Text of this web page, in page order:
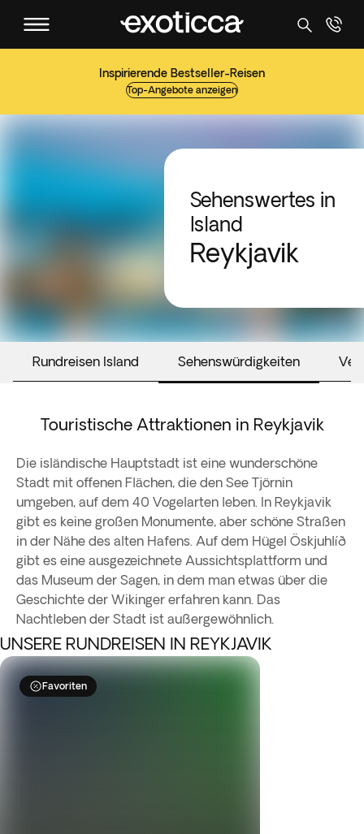
Inspirierende Bestseller-Reisen
Top-Angebote anzeigen
Sehenswertes in
Island
Reykjavik
Rundreisen Island Sehenswürdigkeiten
Touristische Attraktionen in Reykjavik
Die isländische Hauptstadt ist eine wunderschöne
Stadt mit offenen Flächen, die den See Tjörnin
umgeben, auf dem 40 Vogelarten leben. In Reykjavik
gibt es keine großen Monumente, aber schöne Straßen
in der Nähe des alten Hafens. Auf dem Hügel Öskjuhlíð
gibt es eine ausgezeichnete Aussichtsplattform und
das Museum der Sagen, in dem man etwas über die
Geschichte der Wikinger erfahren kann. Das
Nachtleben der Stadt ist außergewöhnlich.
UNSERE RUNDREISEN IN REYKJAVIK
Favoriten